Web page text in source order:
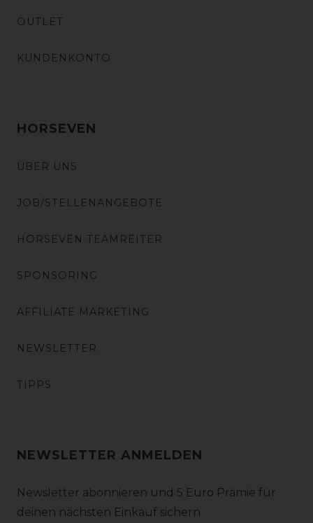
OUTLET
KUNDENKONTO
HORSEVEN
ÜBER UNS
JOB/STELLENANGEBOTE
HORSEVEN TEAMREITER
SPONSORING
AFFILIATE MARKETING
NEWSLETTER
TIPPS
NEWSLETTER ANMELDEN
Newsletter abonnieren und 5 Euro Prämie für
deinen nächsten Einkauf sichern